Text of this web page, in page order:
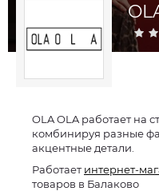
OLA OLA работает на
комбинируя разные
акцентные детали.
Работаетинтернет-
товаров в Балаково